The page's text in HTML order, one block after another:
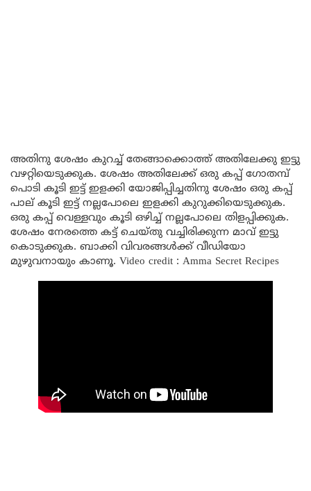
അതിനു ശേഷം കുറച്ച് തേങ്ങാക്കൊത്ത് അതിലേക്കു ഇട്ടു
വഴറ്റിയെടുക്കുക. ശേഷം അതിലേക്ക് ഒരു കപ്പ് ഗോതമ്പ്
പൊടി കൂടി ഇട്ട് ഇളക്കി യോജിപ്പിച്ചതിനു ശേഷം ഒരു കപ്പ്
പാല് കൂടി ഇട്ട് നല്ലപോലെ ഇളക്കി കുറുക്കിയെടുക്കുക.
ഒരു കപ്പ് വെള്ളവും കൂടി ഒഴിച്ച് നല്ലപോലെ തിളപ്പിക്കുക.
ശേഷം നേരത്തെ കട്ട്‌ ചെയ്തു വച്ചിരിക്കുന്ന മാവ് ഇട്ടു
കൊടുക്കുക. ബാക്കി വിവരങ്ങൾക്ക് വീഡിയോ
മുഴുവനായും കാണൂ. Video credit : Amma Secret Recipes